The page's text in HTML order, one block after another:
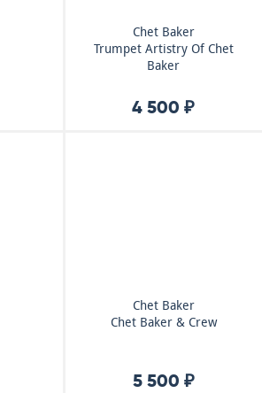
Chet Baker
Trumpet Artistry Of Chet
Baker
4 500 ₽
Chet Baker
Chet Baker & Crew
5 500 ₽